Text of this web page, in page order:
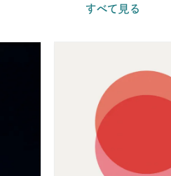
すべて見る